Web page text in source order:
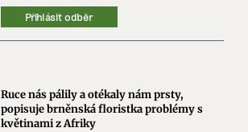
Přihlásit odběr
Ruce nás pálily a otékaly nám prsty,
popisuje brněnská floristka problémy s
květinami z Afriky